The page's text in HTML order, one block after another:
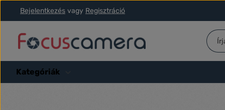
a fő tartalomra
Ugrás a kereséshez
Ugrás a fő navigációhoz
Bejelentkezés vagy Regisztráció
Kategóriák